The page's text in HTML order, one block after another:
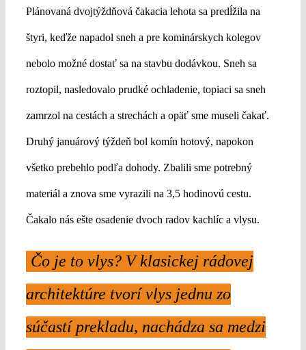
Plánovaná dvojtýždňová čakacia lehota sa predĺžila na
štyri, keďže napadol sneh a pre kominárskych kolegov
nebolo možné dostať sa na stavbu dodávkou. Sneh sa
roztopil, nasledovalo prudké ochladenie, topiaci sa sneh
zamrzol na cestách a strechách a opäť sme museli čakať.
Druhý januárový týždeň bol komín hotový, napokon
všetko prebehlo podľa dohody. Zbalili sme potrebný
materiál a znova sme vyrazili na 3,5 hodinovú cestu.
Čakalo nás ešte osadenie dvoch radov kachlíc a vlysu.
Čo je to vlys? V klasickej rádovej
architektúre tvorí vlys jednu zo
súčastí prekladu, nachádza sa medzi